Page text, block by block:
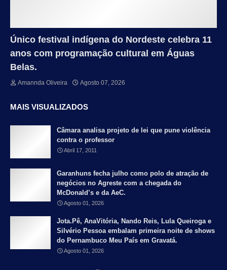
Único festival indígena do Nordeste celebra 11
anos com programação cultural em Águas
Belas.
Amannda Oliveira Agosto 07, 2026
MAIS VISUALIZADOS
Câmara analisa projeto de lei que pune violência
contra o professor
Abril 17, 2011
Garanhuns fecha julho como polo de atração de
negócios no Agreste com a chegada do
McDonald’s e da AeC.
Agosto 01, 2026
Jota.Pê, AnaVitória, Nando Reis, Lula Queiroga e
Silvério Pessoa embalam primeira noite de shows
do Pernambuco Meu País em Gravatá.
Agosto 01, 2026